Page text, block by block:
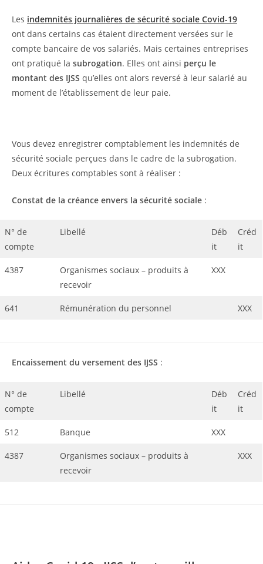
Les indemnités journalières de sécurité sociale Covid-19
ont dans certains cas étaient directement versées sur le
compte bancaire de vos salariés. Mais certaines entreprises
ont pratiqué la subrogation. Elles ont ainsi perçu le
montant des IJSS qu’elles ont alors reversé à leur salarié au
moment de l’établissement de leur paie.
Vous devez enregistrer comptablement les indemnités de
sécurité sociale perçues dans le cadre de la subrogation.
Deux écritures comptables sont à réaliser :
Constat de la créance envers la sécurité sociale :
N° de
compte
Libellé
Déb
it
Créd
it
4387
Organismes sociaux – produits à
recevoir
XXX
641 Rémunération du personnel XXX
Encaissement du versement des IJSS :
N° de
compte
Libellé
Déb
it
Créd
it
512 Banque XXX
4387
Organismes sociaux – produits à
recevoir
XXX